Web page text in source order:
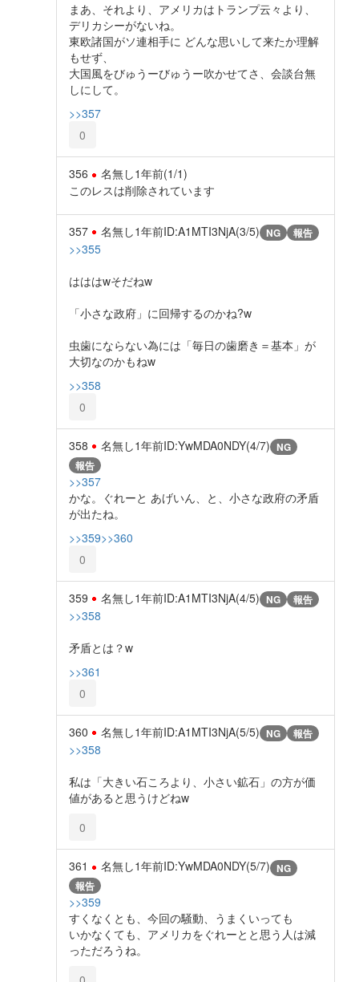
まあ、それより、アメリカはトランプ云々より、
デリカシーがないね。
東欧諸国がソ連相手に どんな思いして来たか理解
もせず、
大国風をびゅうーびゅうー吹かせてさ、会談台無
しにして。
>>357
0
356 名無し1年前(1/1)
このレスは削除されています
357 名無し1年前ID:A1MTI3NjA(3/5) NG 報告
>>355
はははwそだねw
「小さな政府」に回帰するのかね?w
虫歯にならない為には「毎日の歯磨き＝基本」が
大切なのかもねw
>>358
0
358 名無し1年前ID:YwMDA0NDY(4/7) NG
報告
>>357
かな。ぐれーと あげいん、と、小さな政府の矛盾
が出たね。
>>359>>360
0
359 名無し1年前ID:A1MTI3NjA(4/5) NG 報告
>>358
矛盾とは？w
>>361
0
360 名無し1年前ID:A1MTI3NjA(5/5) NG 報告
>>358
私は「大きい石ころより、小さい鉱石」の方が価
値があると思うけどねw
0
361 名無し1年前ID:YwMDA0NDY(5/7) NG
報告
>>359
すくなくとも、今回の騒動、うまくいっても
いかなくても、アメリカをぐれーとと思う人は減
っただろうね。